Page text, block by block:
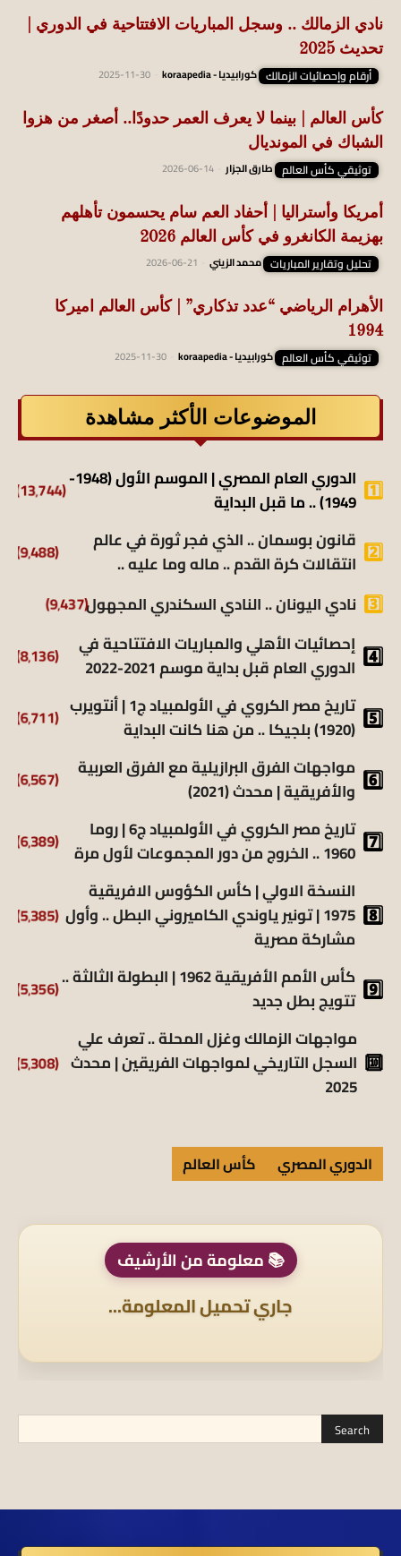
نادي الزمالك .. وسجل المباريات الافتتاحية في الدوري |
تحديث 2025
أرقام وإحصائيات الزمالك كورابيديا - koraapedia 2025-11-30
كأس العالم | بينما لا يعرف العمر حدودًا.. أصغر من هزوا
الشباك في المونديال
توثيقي كأس العالم طارق الجزار 2026-06-14
أمريكا وأستراليا | أحفاد العم سام يحسمون تأهلهم
بهزيمة الكانغرو في كأس العالم 2026
تحليل وتقارير المباريات محمد الزيني 2026-06-21
الأهرام الرياضي “عدد تذكاري” | كأس العالم اميركا
1994
توثيقي كأس العالم كورابيديا - koraapedia 2025-11-30
الموضوعات الأكثر مشاهدة
الدوري العام المصري | الموسم الأول (1948-
1949) .. ما قبل البداية
(13٬744)
قانون بوسمان .. الذي فجر ثورة في عالم
انتقالات كرة القدم .. ماله وما عليه ..
(9٬488)
نادي اليونان .. النادي السكندري المجهول(9٬437)
إحصائيات الأهلي والمباريات الافتتاحية في
الدوري العام قبل بداية موسم 2021-2022
(8٬136)
تاريخ مصر الكروي في الأولمبياد ج1 | أنتويرب
(1920) بلجيكا .. من هنا كانت البداية
(6٬711)
مواجهات الفرق البرازيلية مع الفرق العربية
والأفريقية | محدث (2021)
(6٬567)
تاريخ مصر الكروي في الأولمبياد ج6 | روما
1960 .. الخروج من دور المجموعات لأول مرة
(6٬389)
النسخة الاولي | كأس الكؤوس الافريقية
1975 | تونير ياوندي الكاميروني البطل .. وأول
مشاركة مصرية
(5٬385)
كأس الأمم الأفريقية 1962 | البطولة الثالثة ..
تتويج بطل جديد
(5٬356)
مواجهات الزمالك وغزل المحلة .. تعرف علي
السجل التاريخي لمواجهات الفريقين | محدث
2025
(5٬308)
الدوري المصري كأس العالم
📚 معلومة من الأرشيف
جاري تحميل المعلومة...